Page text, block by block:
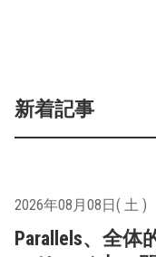
新着記事
2026年08月08日( 土 )
Parallels、全体